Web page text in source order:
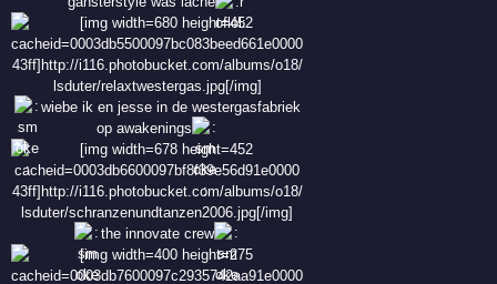
wiebe ik en jesse in de westergasfabriek
op awakenings
the innovate crew